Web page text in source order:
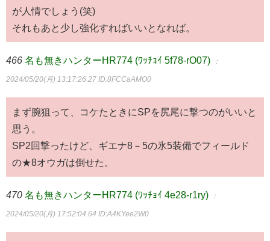
が人情でしょう(笑)
それもあと少し強化すればいいとなれば。
466 名も無きハンターHR774 (ﾜｯﾁｮｲ 5f78-rO07) ：
2024/05/20(月) 13:17:26.27 ID:8FCCaAMO0
まず腕狙って、コケたときにSPを尻尾に撃つのがいいと
思う。
SP2回撃ったけど、ギエナ8－5の氷5装備でフィールド
の★8オウガは倒せた。
470 名も無きハンターHR774 (ﾜｯﾁｮｲ 4e28-r1ry) ：
2024/05/20(月) 17:52:04.64 ID:A4KYee2W0